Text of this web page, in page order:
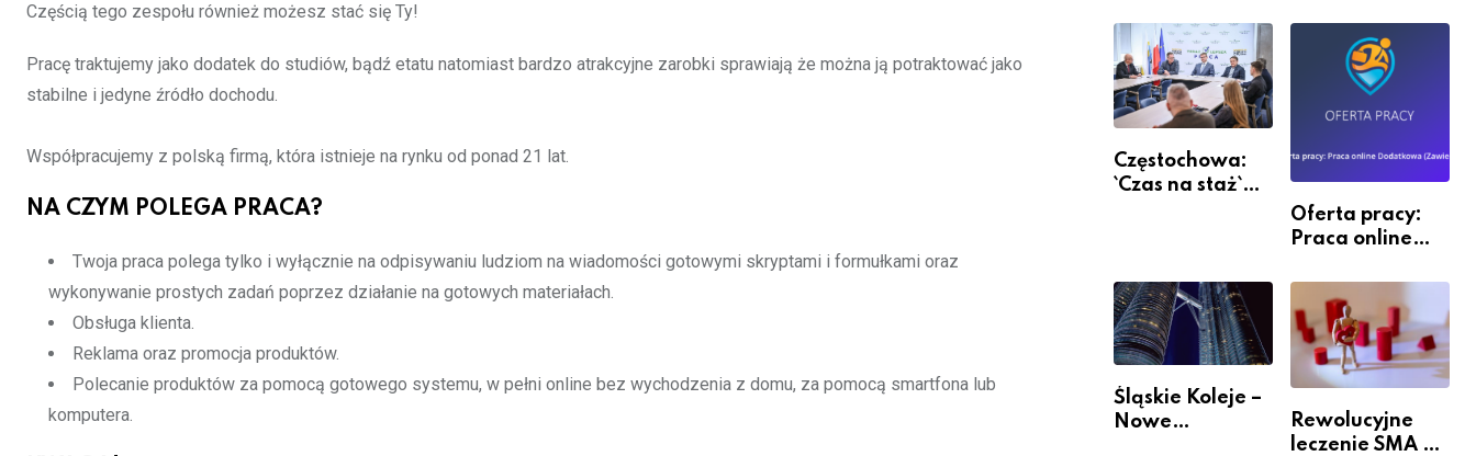
Częścią tego zespołu również możesz stać się Ty!
Pracę traktujemy jako dodatek do studiów, bądź etatu natomiast bardzo atrakcyjne zarobki sprawiają że można ją potraktować jako
stabilne i jedyne źródło dochodu.
Współpracujemy z polską firmą, która istnieje na rynku od ponad 21 lat.
NA CZYM POLEGA PRACA?
Twoja praca polega tylko i wyłącznie na odpisywaniu ludziom na wiadomości gotowymi skryptami i formułkami oraz
wykonywanie prostych zadań poprzez działanie na gotowych materiałach.
Obsługa klienta.
Reklama oraz promocja produktów.
Polecanie produktów za pomocą gotowego systemu, w pełni online bez wychodzenia z domu, za pomocą smartfona lub
komputera.
Częstochowa:
`Czas na staż`
Oferta pracy:
Praca online
(Zawiercie)
Śląskie Koleje –
Nowe
Rewolucyjne
leczenie SMA –